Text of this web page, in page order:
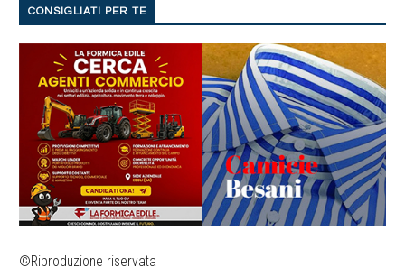
CONSIGLIATI PER TE
©Riproduzione riservata